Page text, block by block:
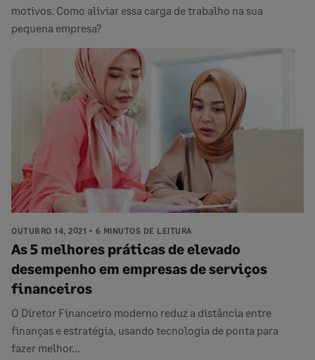
motivos. Como aliviar essa carga de trabalho na sua
pequena empresa?
OUTUBRO 14, 2021 6 MINUTOS DE LEITURA
As 5 melhores práticas de elevado
desempenho em empresas de serviços
financeiros
O Diretor Financeiro moderno reduz a distância entre
finanças e estratégia, usando tecnologia de ponta para
fazer melhor...